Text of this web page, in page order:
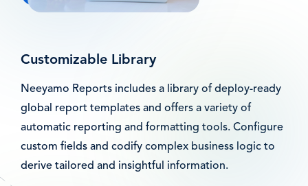
Customizable Library
Neeyamo Reports includes a library of deploy-ready
global report templates and offers a variety of
automatic reporting and formatting tools. Configure
custom fields and codify complex business logic to
derive tailored and insightful information.